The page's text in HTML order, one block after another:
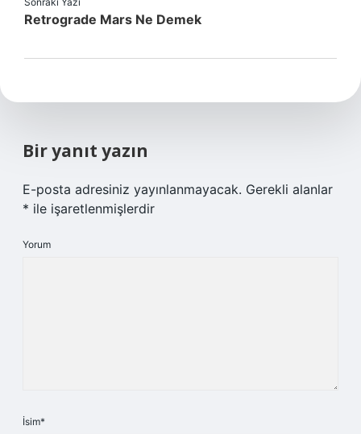
Retrograde Mars Ne Demek
Bir yanıt yazın
E-posta adresiniz yayınlanmayacak. Gerekli alanlar
* ile işaretlenmişlerdir
Yorum
İsim*